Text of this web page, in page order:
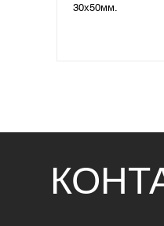
30х50мм.